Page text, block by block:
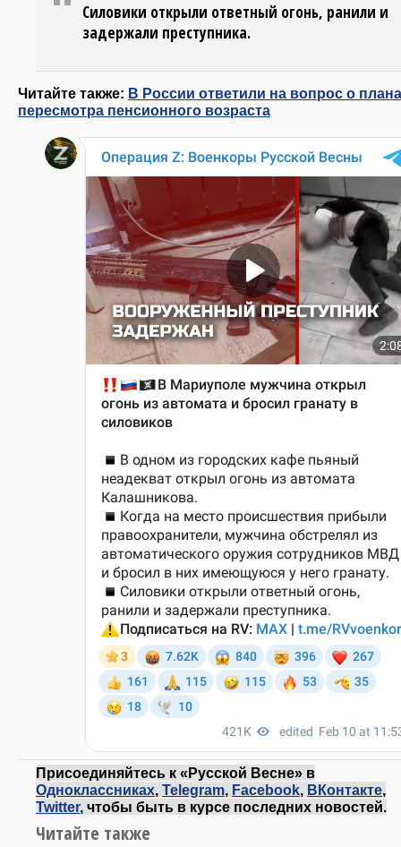
Силовики открыли ответный огонь, ранили и
задержали преступника.
Читайте также: В России ответили на вопрос о
пересмотра пенсионного возраста
Присоединяйтесь к «Русской Весне» в
Одноклассниках, Telegram, Facebook, ВКонтакте,
Twitter, чтобы быть в курсе последних новостей.
Читайте также